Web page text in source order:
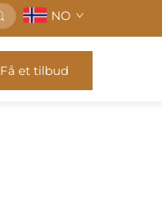
NO
Få et tilbud